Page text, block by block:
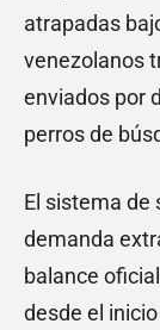
atrapadas
venezolanos
enviados por
perros de
El sistema de
demanda
balance
desde el